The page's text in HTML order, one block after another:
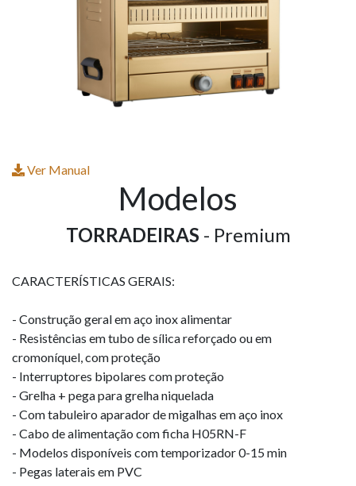
Ver Manual
Modelos
TORRADEIRAS - Premium
CARACTERÍSTICAS GERAIS:
- Construção geral em aço inox alimentar
- Resistências em tubo de sílica reforçado ou em
cromoníquel, com proteção
- Interruptores bipolares com proteção
- Grelha + pega para grelha niquelada
- Com tabuleiro aparador de migalhas em aço inox
- Cabo de alimentação com ficha H05RN-F
- Modelos disponíveis com temporizador 0-15 min
- Pegas laterais em PVC